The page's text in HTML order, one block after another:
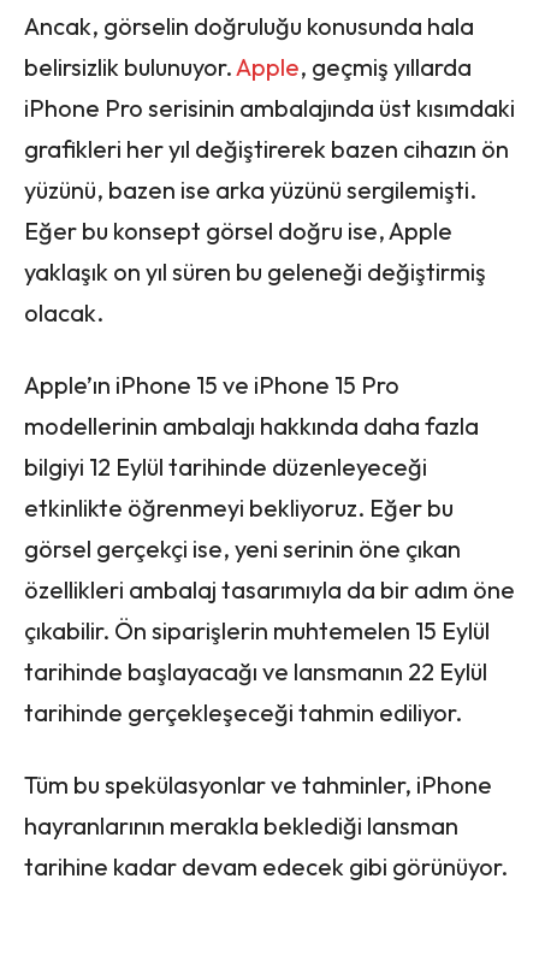
Ancak, görselin doğruluğu konusunda hala
belirsizlik bulunuyor.Apple, geçmiş yıllarda
iPhone Pro serisinin ambalajında üst kısımdaki
grafikleri her yıl değiştirerek bazen cihazın ön
yüzünü, bazen ise arka yüzünü sergilemişti.
Eğer bu konsept görsel doğru ise, Apple
yaklaşık on yıl süren bu geleneği değiştirmiş
olacak.
Apple’ın iPhone 15 ve iPhone 15 Pro
modellerinin ambalajı hakkında daha fazla
bilgiyi 12 Eylül tarihinde düzenleyeceği
etkinlikte öğrenmeyi bekliyoruz. Eğer bu
görsel gerçekçi ise, yeni serinin öne çıkan
özellikleri ambalaj tasarımıyla da bir adım öne
çıkabilir. Ön siparişlerin muhtemelen 15 Eylül
tarihinde başlayacağı ve lansmanın 22 Eylül
tarihinde gerçekleşeceği tahmin ediliyor.
Tüm bu spekülasyonlar ve tahminler, iPhone
hayranlarının merakla beklediği lansman
tarihine kadar devam edecek gibi görünüyor.